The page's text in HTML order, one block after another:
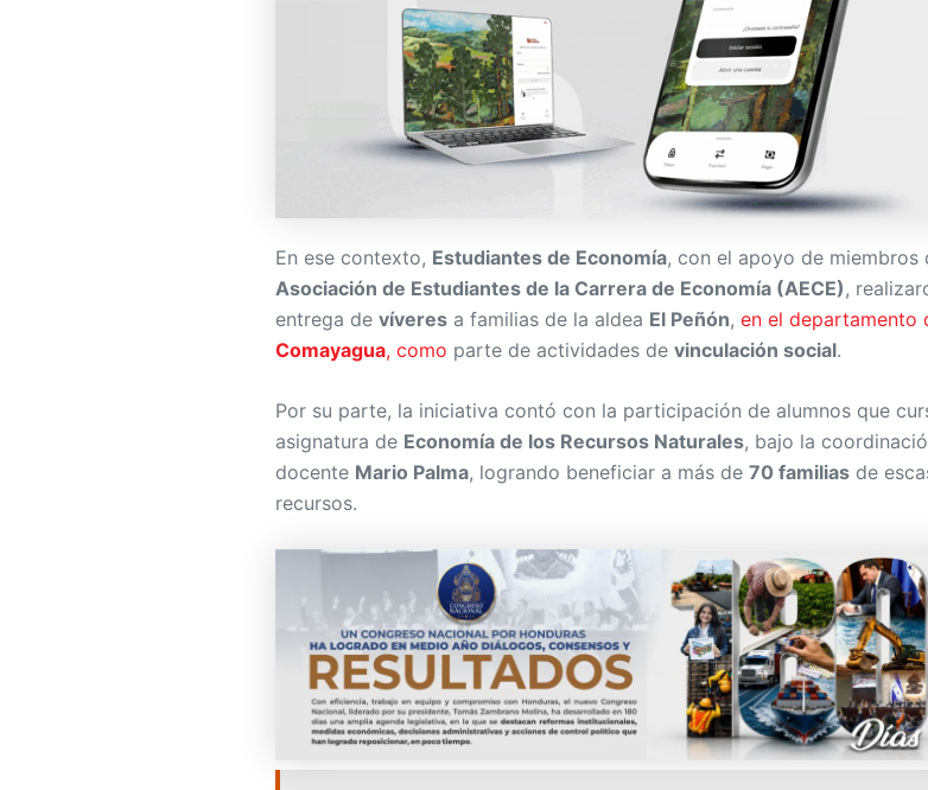
En ese contexto, Estudiantes de Economía, con el apoyo de miembros
Asociación de Estudiantes de la Carrera de Economía (AECE) ,
entrega de víveres a familias de la aldea El Peñón, en el departamento
Comayagua, como parte de actividades de vinculación social.
Por su parte, la iniciativa contó con la participación de alumnos que
asignatura de Economía de los Recursos Naturales, bajo la
docente Mario Palma, logrando beneficiar a más de 70 familias de
recursos.